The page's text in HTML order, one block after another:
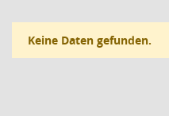
Keine Daten gefunden.